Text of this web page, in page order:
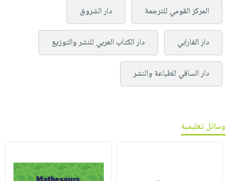
المركز القومي للترجمة دار الشروق
دار الفارابي دار الكتاب العربي للنشر والتوزيع
دار الساقي للطباعة والنشر
وسائل تعليمية